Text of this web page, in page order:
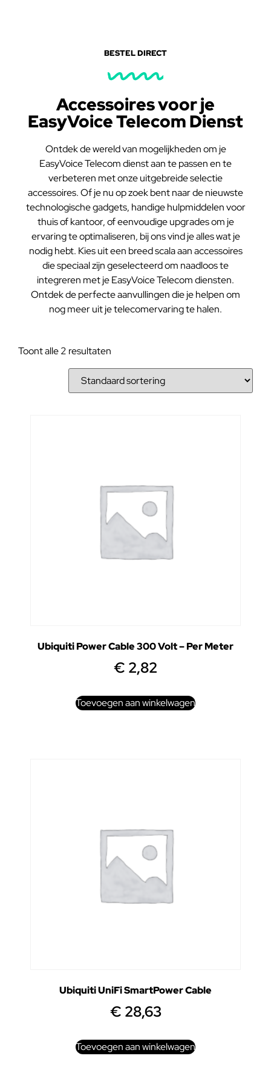
BESTEL DIRECT
Accessoires voor je
EasyVoice Telecom Dienst
Ontdek de wereld van mogelijkheden om je
EasyVoice Telecom dienst aan te passen en te
verbeteren met onze uitgebreide selectie
accessoires. Of je nu op zoek bent naar de nieuwste
technologische gadgets, handige hulpmiddelen voor
thuis of kantoor, of eenvoudige upgrades om je
ervaring te optimaliseren, bij ons vind je alles wat je
nodig hebt. Kies uit een breed scala aan accessoires
die speciaal zijn geselecteerd om naadloos te
integreren met je EasyVoice Telecom diensten.
Ontdek de perfecte aanvullingen die je helpen om
nog meer uit je telecomervaring te halen.
Toont alle 2 resultaten
Ubiquiti Power Cable 300 Volt – Per Meter
€ 2,82
Toevoegen aan winkelwagen
Ubiquiti UniFi SmartPower Cable
€ 28,63
Toevoegen aan winkelwagen